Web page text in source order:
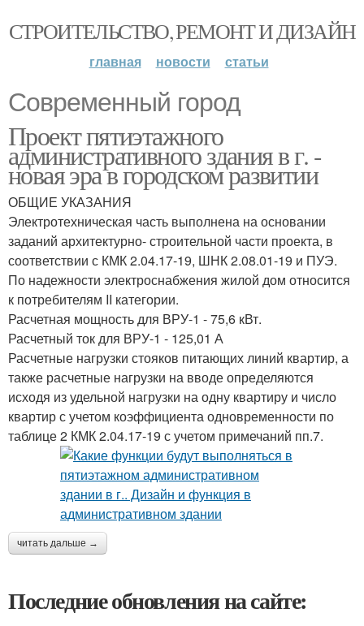
СТРОИТЕЛЬСТВО, РЕМОНТ И ДИЗАЙН
главная новости статьи
Современный город
Проект пятиэтажного
административного здания в г. -
новая эра в городском развитии
ОБЩИЕ УКАЗАНИЯ
Электротехническая часть выполнена на основании
заданий архитектурно- строительной части проекта, в
соответствии с КМК 2.04.17-19, ШНК 2.08.01-19 и ПУЭ.
По надежности электроснабжения жилой дом относится
к потребителям II категории.
Расчетная мощность для ВРУ-1 - 75,6 кВт.
Расчетный ток для ВРУ-1 - 125,01 А
Расчетные нагрузки стояков питающих линий квартир, а
также расчетные нагрузки на вводе определяются
исходя из удельной нагрузки на одну квартиру и число
квартир с учетом коэффициента одновременности по
таблице 2 КМК 2.04.17-19 с учетом примечаний пп.7.
читать дальше →
Последние обновления на сайте: